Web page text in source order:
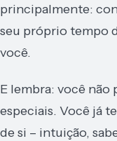
principalmente:
seu próprio tempo
você.
E lembra: você não
especiais. Você já
de si – intuição,